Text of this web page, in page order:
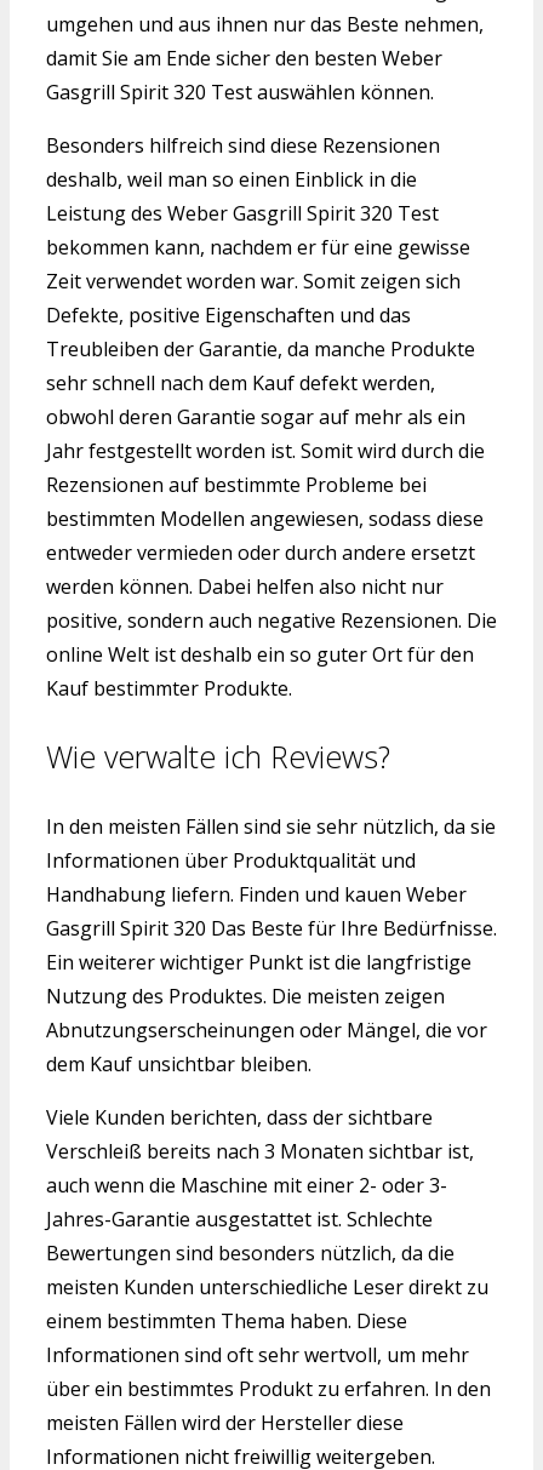
umgehen und aus ihnen nur das Beste nehmen,
damit Sie am Ende sicher den besten Weber
Gasgrill Spirit 320 Test auswählen können.
Besonders hilfreich sind diese Rezensionen
deshalb, weil man so einen Einblick in die
Leistung des Weber Gasgrill Spirit 320 Test
bekommen kann, nachdem er für eine gewisse
Zeit verwendet worden war. Somit zeigen sich
Defekte, positive Eigenschaften und das
Treubleiben der Garantie, da manche Produkte
sehr schnell nach dem Kauf defekt werden,
obwohl deren Garantie sogar auf mehr als ein
Jahr festgestellt worden ist. Somit wird durch die
Rezensionen auf bestimmte Probleme bei
bestimmten Modellen angewiesen, sodass diese
entweder vermieden oder durch andere ersetzt
werden können. Dabei helfen also nicht nur
positive, sondern auch negative Rezensionen. Die
online Welt ist deshalb ein so guter Ort für den
Kauf bestimmter Produkte.
Wie verwalte ich Reviews?
In den meisten Fällen sind sie sehr nützlich, da sie
Informationen über Produktqualität und
Handhabung liefern. Finden und kauen Weber
Gasgrill Spirit 320 Das Beste für Ihre Bedürfnisse.
Ein weiterer wichtiger Punkt ist die langfristige
Nutzung des Produktes. Die meisten zeigen
Abnutzungserscheinungen oder Mängel, die vor
dem Kauf unsichtbar bleiben.
Viele Kunden berichten, dass der sichtbare
Verschleiß bereits nach 3 Monaten sichtbar ist,
auch wenn die Maschine mit einer 2- oder 3-
Jahres-Garantie ausgestattet ist. Schlechte
Bewertungen sind besonders nützlich, da die
meisten Kunden unterschiedliche Leser direkt zu
einem bestimmten Thema haben. Diese
Informationen sind oft sehr wertvoll, um mehr
über ein bestimmtes Produkt zu erfahren. In den
meisten Fällen wird der Hersteller diese
Informationen nicht freiwillig weitergeben.